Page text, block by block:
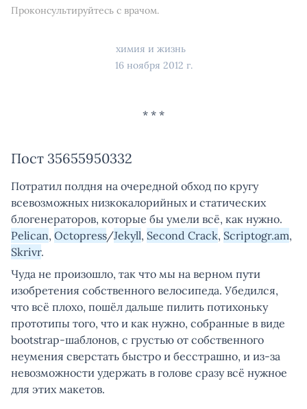
Проконсультируйтесь с врачом.
химия и жизнь
16 ноября 2012 г.
Пост 35655950332
Потратил полдня на очередной обход по кругу
всевозможных низкокалорийных и статических
блогенераторов, которые бы умели всё, как нужно.
Pelican, Octopress/Jekyll, Second Crack, Scriptogr.am,
Skrivr.
Чуда не произошло, так что мы на верном пути
изобретения собственного велосипеда. Убедился,
что всё плохо, пошёл дальше пилить потихоньку
прототипы того, что и как нужно, собранные в виде
bootstrap-шаблонов, с грустью от собственного
неумения сверстать быстро и бесстрашно, и из-за
невозможности удержать в голове сразу всё нужное
для этих макетов.